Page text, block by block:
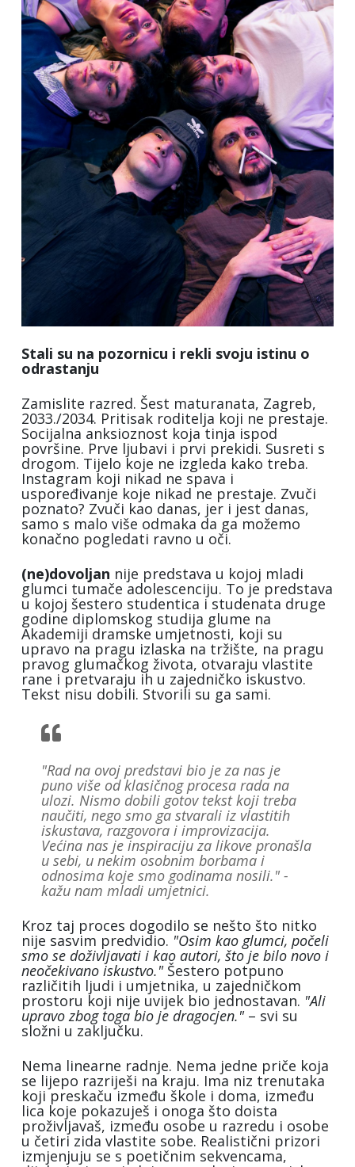
Stali su na pozornicu i rekli svoju istinu o
odrastanju
Zamislite razred. Šest maturanata, Zagreb,
2033./2034. Pritisak roditelja koji ne prestaje.
Socijalna anksioznost koja tinja ispod
površine. Prve ljubavi i prvi prekidi. Susreti s
drogom. Tijelo koje ne izgleda kako treba.
Instagram koji nikad ne spava i
uspoređivanje koje nikad ne prestaje. Zvuči
poznato? Zvuči kao danas, jer i jest danas,
samo s malo više odmaka da ga možemo
konačno pogledati ravno u oči.
(ne)dovoljan nije predstava u kojoj mladi
glumci tumače adolescenciju. To je predstava
u kojoj šestero studentica i studenata druge
godine diplomskog studija glume na
Akademiji dramske umjetnosti, koji su
upravo na pragu izlaska na tržište, na pragu
pravog glumačkog života, otvaraju vlastite
rane i pretvaraju ih u zajedničko iskustvo.
Tekst nisu dobili. Stvorili su ga sami.
"Rad na ovoj predstavi bio je za nas je
puno više od klasičnog procesa rada na
ulozi. Nismo dobili gotov tekst koji treba
naučiti, nego smo ga stvarali iz vlastitih
iskustava, razgovora i improvizacija.
Većina nas je inspiraciju za likove pronašla
u sebi, u nekim osobnim borbama i
odnosima koje smo godinama nosili." -
kažu nam mladi umjetnici.
Kroz taj proces dogodilo se nešto što nitko
nije sasvim predvidio. "Osim kao glumci, počeli
smo se doživljavati i kao autori, što je bilo novo i
neočekivano iskustvo."Šestero potpuno
različitih ljudi i umjetnika, u zajedničkom
prostoru koji nije uvijek bio jednostavan. "Ali
upravo zbog toga bio je dragocjen."– svi su
složni u zaključku.
Nema linearne radnje. Nema jedne priče koja
se lijepo razriješi na kraju. Ima niz trenutaka
koji preskaču između škole i doma, između
lica koje pokazuješ i onoga što doista
proživljavaš, između osobe u razredu i osobe
u četiri zida vlastite sobe. Realistični prizori
izmjenjuju se s poetičnim sekvencama,